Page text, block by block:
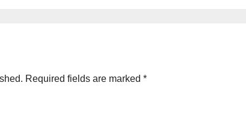
Required fields are marked *